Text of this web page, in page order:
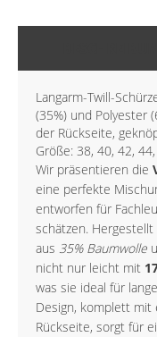
Langarm-Twill-
(35%) und Polyester
der Rückseite,
Größe: 38, 40, 42,
Wir präsentieren die
eine perfekte
entworfen für
schätzen.
aus 35% Baumwolle
nicht nur leicht mit
was sie ideal für
Design, komplett mit
Rückseite, sorgt für